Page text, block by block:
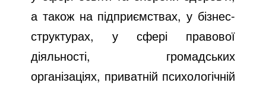
а також на підприємствах, у бізнес-
структурах, у сфері правової
діяльності, громадських
організаціях, приватній психологічній